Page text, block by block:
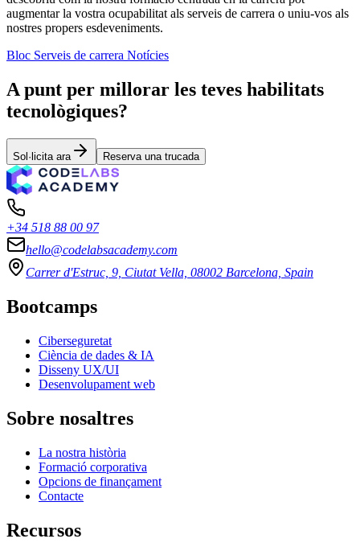
augmentar la vostra ocupabilitat als serveis de carrera o uniu-vos als
nostres propers esdeveniments.
Bloc Serveis de carrera Notícies
A punt per millorar les teves habilitats
tecnològiques?
Sol·licita ara Reserva una trucada
+34 518 88 00 97
hello@codelabsacademy.com
Carrer d'Estruc, 9, Ciutat Vella, 08002 Barcelona, Spain
Bootcamps
Ciberseguretat
Ciència de dades & IA
Disseny UX/UI
Desenvolupament web
Sobre nosaltres
La nostra història
Formació corporativa
Opcions de finançament
Contacte
Recursos